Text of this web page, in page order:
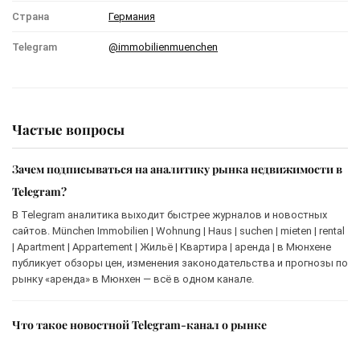
Страна Германия
Telegram @immobilienmuenchen
Частые вопросы
Зачем подписываться на аналитику рынка недвижимости в
Telegram?
В Telegram аналитика выходит быстрее журналов и новостных
сайтов. München Immobilien | Wohnung | Haus | suchen | mieten | rental
| Apartment | Appartement | Жильё | Квартира | аренда | в Мюнхене
публикует обзоры цен, изменения законодательства и прогнозы по
рынку «аренда» в Мюнхен — всё в одном канале.
Что такое новостной Telegram-канал о рынке